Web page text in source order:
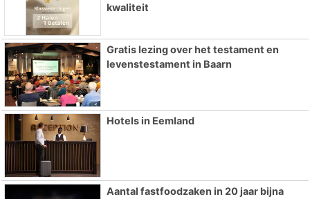
kwaliteit
Gratis lezing over het testament en
levenstestament in Baarn
Hotels in Eemland
Aantal fastfoodzaken in 20 jaar bijna